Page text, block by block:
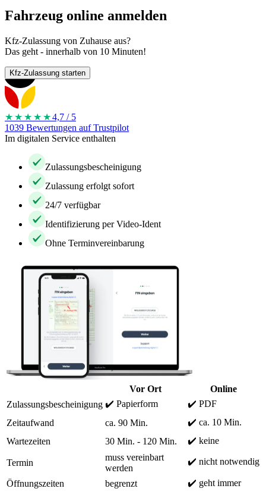
Fahrzeug online anmelden
Kfz-Zulassung von Zuhause aus?
Das geht - innerhalb von 10 Minuten!
Kfz-Zulassung starten
★★★★ ★4,7 / 5
1039 Bewertungen auf Trustpilot
Im digitalen Service enthalten
Zulassungsbescheinigung
Zulassung erfolgt sofort
24/7 verfügbar
Identifizierung per Video-Ident
Ohne Terminvereinbarung
Vor Ort
Online
Zulassungsbescheinigung ✔️ Papierform
✔️ PDF
Zeitaufwand
ca. 90 Min.
✔️ ca. 10 Min.
Wartezeiten
30 Min. - 120 Min. ✔️ keine
Termin
muss vereinbart
werden
✔️ nicht notwendig
Öffnungszeiten begrenzt ✔️ geht immer